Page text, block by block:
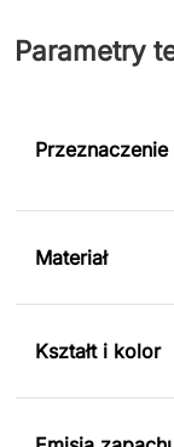
Parametry
Przeznaczenie
Materiał
Kształt i kolor